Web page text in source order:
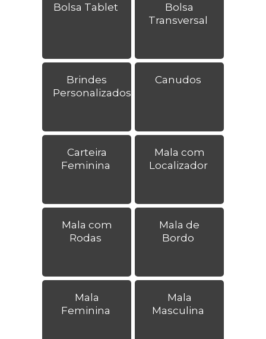
Bolsa Tablet
Bolsa
Transversal
Brindes
Personalizados
Canudos
Carteira
Feminina
Mala com
Localizador
Mala com
Rodas
Mala de
Bordo
Mala
Feminina
Mala
Masculina